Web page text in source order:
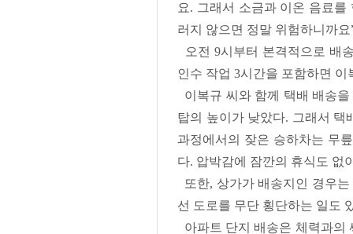
요. 그래서 소금과 이온 음료
러지 않으면 정말 위험하니까
오전 9시부터 본격적으로 배
인수 작업 3시간을 포함하면
이복규 씨와 함께 택배 배송
탑의 높이가 낮았다. 그래서
과정에서의 잦은 승하차는 무
다. 압박감에 잠깐의 휴식도 없
또한, 상가가 배송지인 경우
선 도로를 무단 횡단하는 일도
아파트 단지 배송은 체력과의